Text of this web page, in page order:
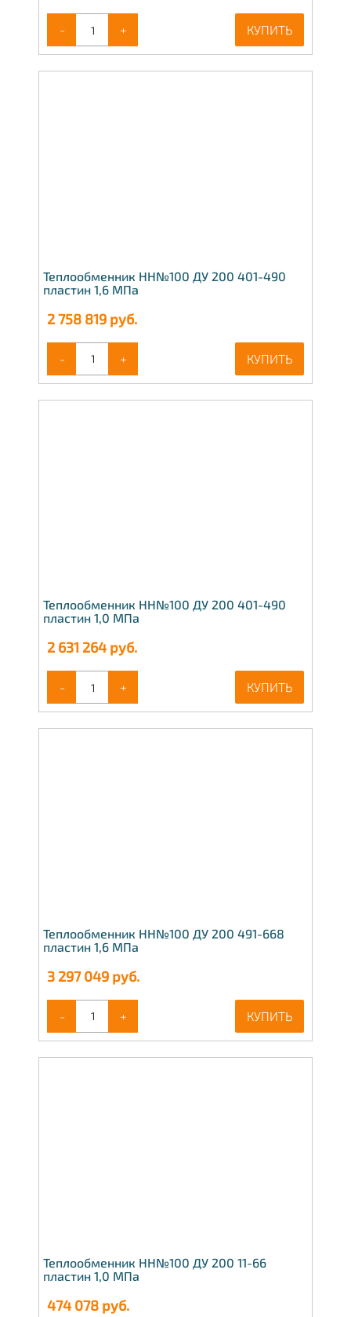
- + КУПИТЬ
Теплообменник НН№100 ДУ 200 401-490
пластин 1,6 МПа
2 758 819 руб.
- + КУПИТЬ
Теплообменник НН№100 ДУ 200 401-490
пластин 1,0 МПа
2 631 264руб.
- + КУПИТЬ
Теплообменник НН№100 ДУ 200 491-668
пластин 1,6 МПа
3 297 049 руб.
- + КУПИТЬ
Теплообменник НН№100 ДУ 200 11-66
пластин 1,0 МПа
474 078 руб.